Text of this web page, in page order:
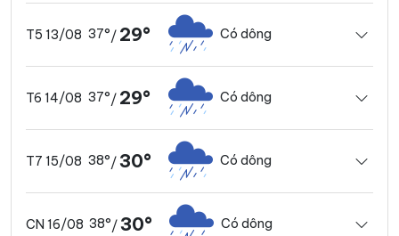
T5 13/08 37°/ 29° Có dông
T6 14/08 37°/ 29° Có dông
T7 15/08 38°/30° Có dông
CN 16/08 38°/30° Có dông